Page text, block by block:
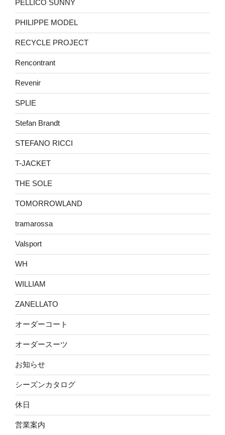
PELLICO SUNNY
PHILIPPE MODEL
RECYCLE PROJECT
Rencontrant
Revenir
SPLIE
Stefan Brandt
STEFANO RICCI
T-JACKET
THE SOLE
TOMORROWLAND
tramarossa
Valsport
WH
WILLIAM
ZANELLATO
オーダーコート
オーダースーツ
お知らせ
シーズンカタログ
休日
営業案内